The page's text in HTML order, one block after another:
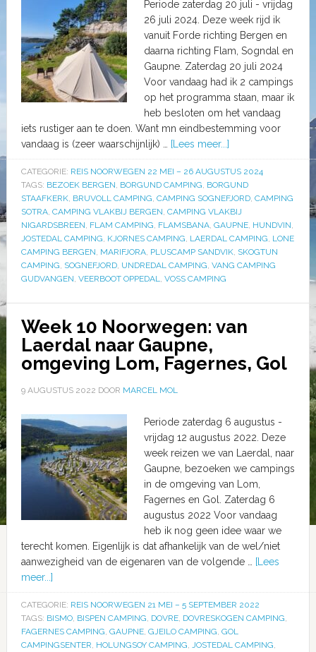
Periode zaterdag 20 juli - vrijdag
26 juli 2024. Deze week rijd ik
vanuit Forde richting Bergen en
daarna richting Flam, Sogndal en
Gaupne. Zaterdag 20 juli 2024
Voor vandaag had ik 2 campings
op het programma staan, maar ik
heb besloten om het vandaag
iets rustiger aan te doen. Want mn eindbestemming voor
vandaag is (zeer waarschijnlijk) …
[Lees meer...]
CATEGORIE: REIS NOORWEGEN 22 MEI – 26 AUGUSTUS 2024
TAGS: BEZOEK BERGEN, BORGUND CAMPING, BORGUND
STAAFKERK, BRUVOLL CAMPING, CAMPING SOGNEFJORD, CAMPING
SOTRA, CAMPING VLAKBIJ BERGEN, CAMPING VLAKBIJ
NIGARDSBREEN, FLAM CAMPING, FLAMSBANA, GAUPNE, HUNDVIN,
JOSTEDAL CAMPING, KJORNES CAMPING, LAERDAL CAMPING, LONE
CAMPING BERGEN, MARIFJORA, PLUSCAMP SANDVIK, SKOGTUN
CAMPING, SOGNEFJORD, UNDREDAL CAMPING, VANG CAMPING
GUDVANGEN, VEERBOOT OPPEDAL, VOSS CAMPING
Week 10 Noorwegen: van
Laerdal naar Gaupne,
omgeving Lom, Fagernes, Gol
9 AUGUSTUS 2022 DOOR MARCEL MOL
Periode zaterdag 6 augustus -
vrijdag 12 augustus 2022. Deze
week reizen we van Laerdal, naar
Gaupne, bezoeken we campings
in de omgeving van Lom,
Fagernes en Gol. Zaterdag 6
augustus 2022 Voor vandaag
heb ik nog geen idee waar we
terecht komen. Eigenlijk is dat afhankelijk van de wel/niet
aanwezigheid van de eigenaren van de volgende …
[Lees
meer...]
CATEGORIE: REIS NOORWEGEN 21 MEI – 5 SEPTEMBER 2022
TAGS: BISMO, BISPEN CAMPING, DOVRE, DOVRESKOGEN CAMPING,
FAGERNES CAMPING, GAUPNE, GJEILO CAMPING, GOL
CAMPINGSENTER, HOLUNGSOY CAMPING, JOSTEDAL CAMPING,